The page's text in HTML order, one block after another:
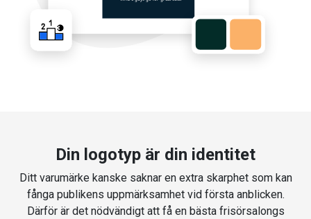
Din logotyp är din identitet
Ditt varumärke kanske saknar en extra skarphet som kan
fånga publikens uppmärksamhet vid första anblicken.
Därför är det nödvändigt att få en bästa frisörsalongs